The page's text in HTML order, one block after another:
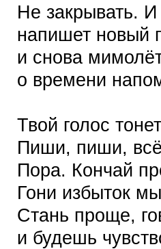
Не закрывать.
напишет новый
и снова
о времени
Твой голос
Пиши, пиши,
Пора. Кончай
Гони избыток
Стань проще,
и будешь